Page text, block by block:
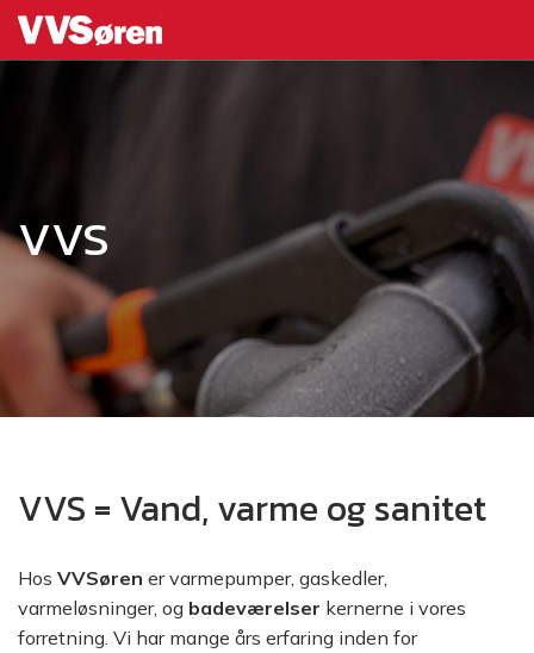
VVS
VVS = Vand, varme og sanitet
Hos VVSøren er varmepumper, gaskedler,
varmeløsninger, og badeværelser kernerne i vores
forretning. Vi har mange års erfaring inden for